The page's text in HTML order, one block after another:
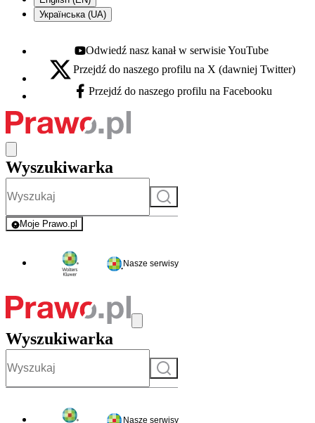
Українська (UA)
Youtube - otwiera się w nowej karcie
Odwiedź nasz kanał w serwisie YouTube
X - otwiera się w nowej karcie
Przejdź do naszego profilu na X (dawniej Twitter)
Facebook - otwiera się w nowej karcie
Przejdź do naszego profilu na Facebooku
Wyszukiwarka
Szukaj
Moje Prawo.pl
- rejestracja i logowanie do serwisu
Nasze serwisy
Wyszukiwarka
Szukaj
Nasze serwisy